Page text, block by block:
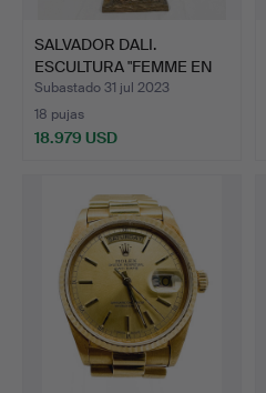
SALVADOR DALI.
ESCULTURA "FEMME EN
FLAMMES…
Subastado 31 jul 2023
18 pujas
18.979 USD